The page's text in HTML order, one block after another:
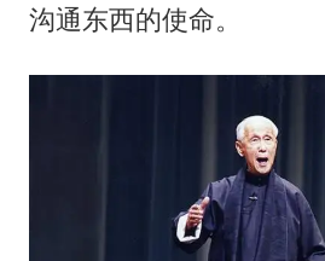
沟通东西的使命。